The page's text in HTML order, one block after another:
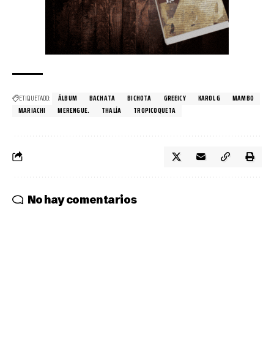
ETIQUETADO: ÁLBUM BACHATA BICHOTA GREEICY KAROL G
MAMBO
MARIACHI
MERENGUE. THALÍA TROPICOQUETA
No hay comentarios